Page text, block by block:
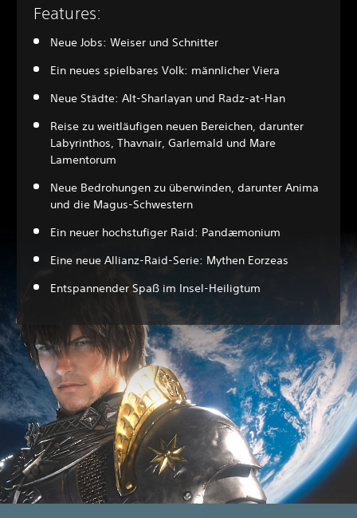
Features:
Neue Jobs: Weiser und Schnitter
Ein neues spielbares Volk: männlicher Viera
Neue Städte: Alt-Sharlayan und Radz-at-Han
Reise zu weitläufigen neuen Bereichen, darunter
Labyrinthos, Thavnair, Garlemald und Mare
Lamentorum
Neue Bedrohungen zu überwinden, darunter Anima
und die Magus-Schwestern
Ein neuer hochstufiger Raid: Pandæmonium
Eine neue Allianz-Raid-Serie: Mythen Eorzeas
Entspannender Spaß im Insel-Heiligtum